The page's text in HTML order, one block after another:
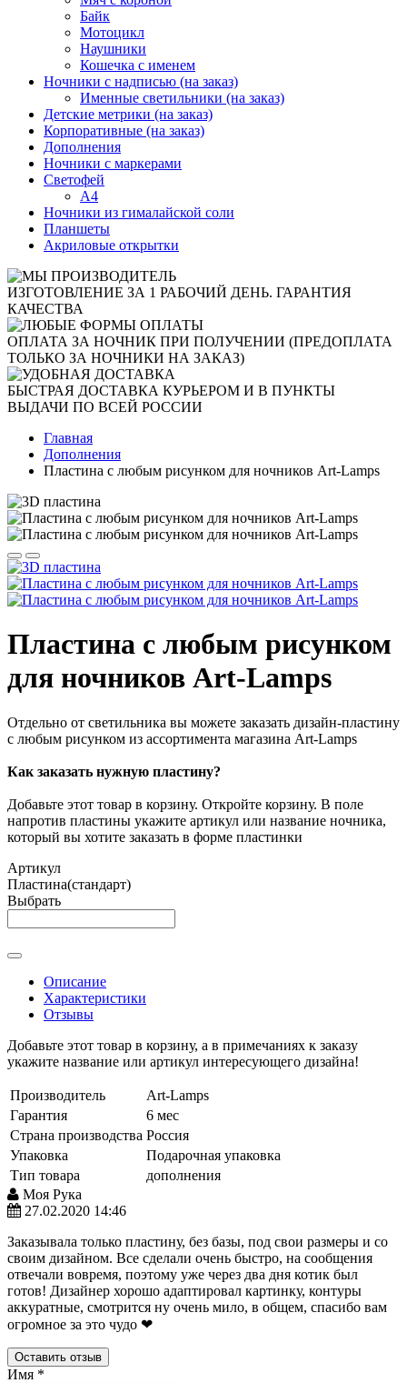
Байк
Мотоцикл
Наушники
Кошечка с именем
Ночники с надписью (на заказ)
Именные светильники (на заказ)
Детские метрики (на заказ)
Корпоративные (на заказ)
Дополнения
Ночники с маркерами
Светофей
А4
Ночники из гималайской соли
Планшеты
Акриловые открытки
ИЗГОТОВЛЕНИЕ ЗА 1 РАБОЧИЙ ДЕНЬ. ГАРАНТИЯ
КАЧЕСТВА
ОПЛАТА ЗА НОЧНИК ПРИ ПОЛУЧЕНИИ (ПРЕДОПЛАТА
ТОЛЬКО ЗА НОЧНИКИ НА ЗАКАЗ)
БЫСТРАЯ ДОСТАВКА КУРЬЕРОМ И В ПУНКТЫ
ВЫДАЧИ ПО ВСЕЙ РОССИИ
Главная
Дополнения
Пластина с любым рисунком для ночников Art-Lamps
Пластина с любым рисунком
для ночников Art-Lamps
Отдельно от светильника вы можете заказать дизайн-пластину
с любым рисунком из ассортимента магазина Art-Lamps
Как заказать нужную пластину?
Добавьте этот товар в корзину. Откройте корзину. В поле
напротив пластины укажите артикул или название ночника,
который вы хотите заказать в форме пластинки
Артикул
Пластина(стандарт)
Выбрать
Описание
Характеристики
Отзывы
Добавьте этот товар в корзину, а в примечаниях к заказу
укажите название или артикул интересующего дизайна!
Производитель
Art-Lamps
Гарантия
6 мес
Страна производства Россия
Упаковка
Подарочная упаковка
Тип товара
дополнения
Моя Рука
27.02.2020 14:46
Заказывала только пластину, без базы, под свои размеры и со
своим дизайном. Все сделали очень быстро, на сообщения
отвечали вовремя, поэтому уже через два дня котик был
готов! Дизайнер хорошо адаптировал картинку, контуры
аккуратные, смотрится ну очень мило, в общем, спасибо вам
огромное за это чудо ❤
Оставить отзыв
Имя *